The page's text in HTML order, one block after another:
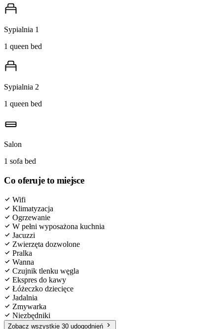
Sypialnia 1
1 queen bed
Sypialnia 2
1 queen bed
Salon
1 sofa bed
Co oferuje to miejsce
Wifi
Klimatyzacja
Ogrzewanie
W pełni wyposażona kuchnia
Jacuzzi
Zwierzęta dozwolone
Pralka
Wanna
Czujnik tlenku węgla
Ekspres do kawy
Łóżeczko dziecięce
Jadalnia
Zmywarka
Niezbędniki
Zobacz wszystkie 30 udogodnień